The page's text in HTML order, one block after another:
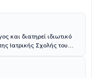
και διατηρεί ιδιωτικό
Ιατρικής Σχολής του
στην κλινική
Σχολή του Εθνικού